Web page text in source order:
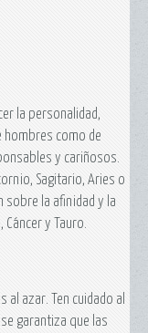
la personalidad,
como de
y cariñosos.
Sagitario, Aries o
sobre la afinidad y la
y Tauro.
azar. Ten cuidado al
garantiza que las